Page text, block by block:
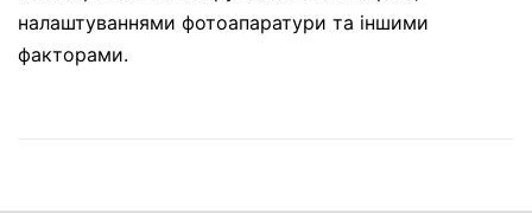
налаштуваннями фотоапаратури та іншими
факторами.